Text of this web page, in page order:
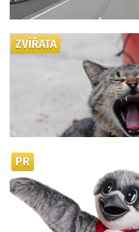
ZVÍŘATA
PR